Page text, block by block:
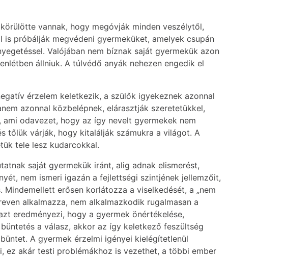
vannak, hogy megóvják minden veszélytől,
próbálják megvédeni gyermeküket, amelyek csupán
Valójában nem bíznak saját gyermekük azon
állniuk. A túlvédő anyák nehezen engedik el
érzelem keletkezik, a szülők igyekeznek azonnal
azonnal közbelépnek, elárasztják szeretetükkel,
odavezet, hogy az így nevelt gyermekek nem
tőlük várják, hogy kitalálják számukra a világot. A
tele lesz kudarcokkal.
saját gyermekük iránt, alig adnak elismerést,
nem ismeri igazán a fejlettségi szintjének jellemzőit,
erősen korlátozza a viselkedését, a „nem
alkalmazza, nem alkalmazkodik rugalmasan a
eredményezi, hogy a gyermek önértékelése,
a válasz, akkor az így keletkező feszültség
A gyermek érzelmi igényei kielégítetlenül
ez akár testi problémákhoz is vezethet, a többi ember